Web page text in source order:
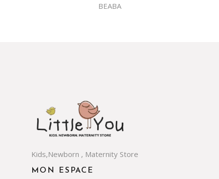
BEABA
MON ESPACE
Kids,Newborn , Maternity Store